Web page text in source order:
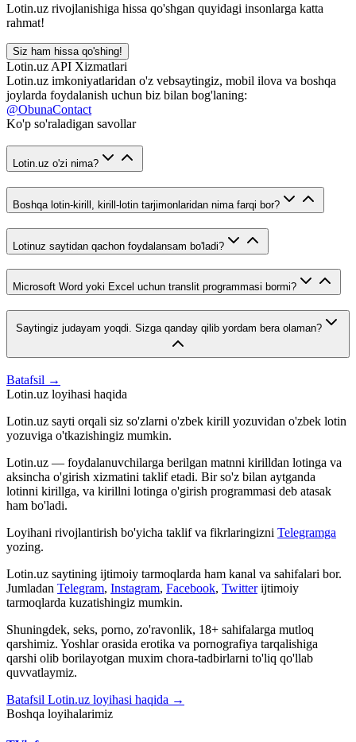
Lotin.uz rivojlanishiga hissa qo'shgan quyidagi insonlarga katta
rahmat!
Siz ham hissa qo'shing!
Lotin.uz API Xizmatlari
Lotin.uz imkoniyatlaridan o'z vebsaytingiz, mobil ilova va boshqa
joylarda foydalanish uchun biz bilan bog'laning:
@ObunaContact
Ko'p so'raladigan savollar
Lotin.uz o'zi nima?
Boshqa lotin-kirill, kirill-lotin tarjimonlaridan nima farqi bor?
Lotinuz saytidan qachon foydalansam bo'ladi?
Microsoft Word yoki Excel uchun translit programmasi bormi?
Saytingiz judayam yoqdi. Sizga qanday qilib yordam bera olaman?
Batafsil →
Lotin.uz loyihasi haqida
Lotin.uz sayti orqali siz so'zlarni o'zbek kirill yozuvidan o'zbek lotin
yozuviga o'tkazishingiz mumkin.
Lotin.uz — foydalanuvchilarga berilgan matnni kirilldan lotinga va
aksincha o'girish xizmatini taklif etadi. Bir so'z bilan aytganda
lotinni kirillga, va kirillni lotinga o'girish programmasi deb atasak
ham bo'ladi.
Loyihani rivojlantirish bo'yicha taklif va fikrlaringizni Telegramga
yozing.
Lotin.uz saytining ijtimoiy tarmoqlarda ham kanal va sahifalari bor.
Jumladan Telegram, Instagram, Facebook, Twitter ijtimoiy
tarmoqlarda kuzatishingiz mumkin.
Shuningdek, seks, porno, zo'ravonlik, 18+ sahifalarga mutloq
qarshimiz. Yoshlar orasida erotika va pornografiya tarqalishiga
qarshi olib borilayotgan muxim chora-tadbirlarni to'liq qo'llab
quvvatlaymiz.
Batafsil Lotin.uz loyihasi haqida →
Boshqa loyihalarimiz